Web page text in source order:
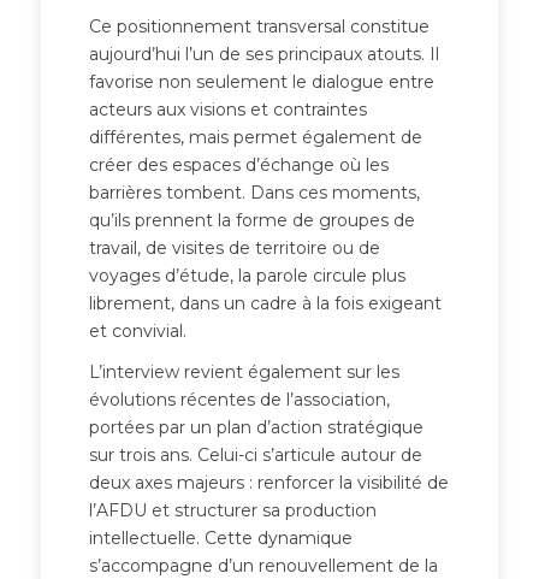
Ce positionnement transversal constitue
aujourd’hui l’un de ses principaux atouts. Il
favorise non seulement le dialogue entre
acteurs aux visions et contraintes
différentes, mais permet également de
créer des espaces d’échange où les
barrières tombent. Dans ces moments,
qu’ils prennent la forme de groupes de
travail, de visites de territoire ou de
voyages d’étude, la parole circule plus
librement, dans un cadre à la fois exigeant
et convivial.
L’interview revient également sur les
évolutions récentes de l’association,
portées par un plan d’action stratégique
sur trois ans. Celui-ci s’articule autour de
deux axes majeurs : renforcer la visibilité de
l’AFDU et structurer sa production
intellectuelle. Cette dynamique
s’accompagne d’un renouvellement de la